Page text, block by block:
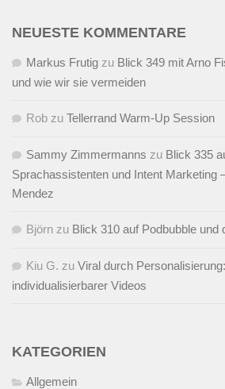
NEUESTE KOMMENTARE
Markus Frutig zu Blick 349 mit Arno
und wie wir sie vermeiden
Rob zu Tellerrand Warm-Up Session
Sammy Zimmermanns zu Blick 335
Sprachassistenten und Intent Marketing
Mendez
Björn zu Blick 310 auf Podbubble und
Kiu G. zu Viral durch
individualisierbarer Videos
KATEGORIEN
Allgemein